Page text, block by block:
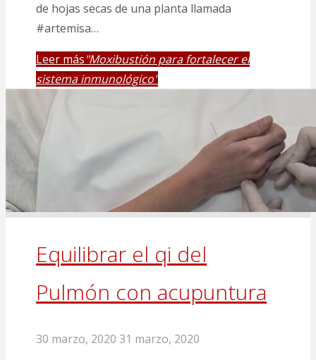
de hojas secas de una planta llamada
#artemisa…
Leer más"Moxibustión para fortalecer el
sistema inmunológico"
Equilibrar el qi del
Pulmón con acupuntura
30 marzo, 2020 31 marzo, 2020